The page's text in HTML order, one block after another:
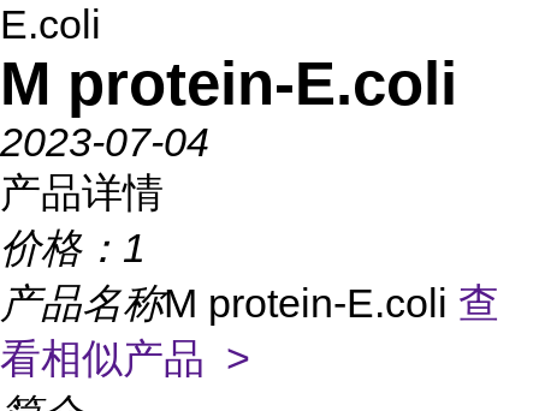
E.coli
M protein-E.coli
2023-07-04
产品详情
价格： 1
产品名称M protein-E.coli 查
看相似产品 >